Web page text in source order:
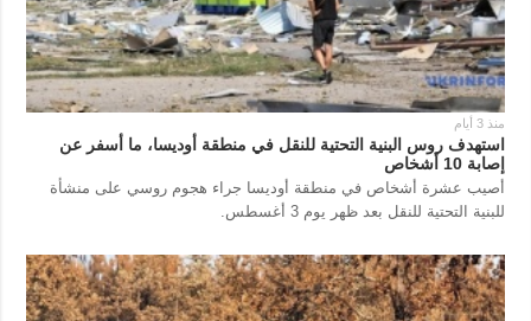
منذ 3 أيام
استهدف روس البنية التحتية للنقل في منطقة أوديسا، ما أسفر عن
إصابة 10 أشخاص
أصيب عشرة أشخاص في منطقة أوديسا جراء هجوم روسي على منشأة
للبنية التحتية للنقل بعد ظهر يوم 3 أغسطس.